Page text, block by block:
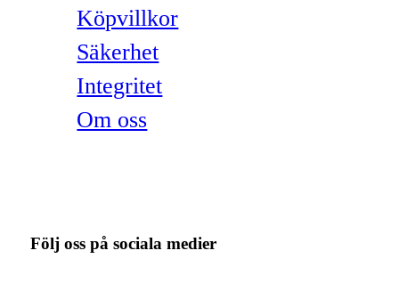
Köpvillkor
Säkerhet
Integritet
Om oss
Följ oss på sociala medier